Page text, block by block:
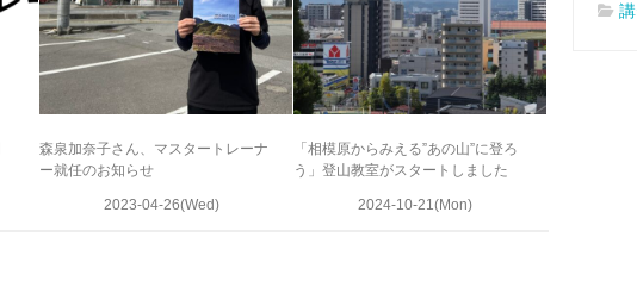
森泉加奈子さん、マスタートレーナ
ー就任のお知らせ
2023-04-26(Wed)
「相模原からみえる”あの山”に登ろ
う」登山教室がスタートしました
2024-10-21(Mon)